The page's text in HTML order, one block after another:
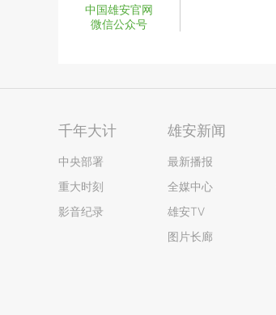
中国雄安官网
微信公众号
千年大计
中央部署
重大时刻
影音纪录
雄安新闻
最新播报
全媒中心
雄安TV
图片长廊